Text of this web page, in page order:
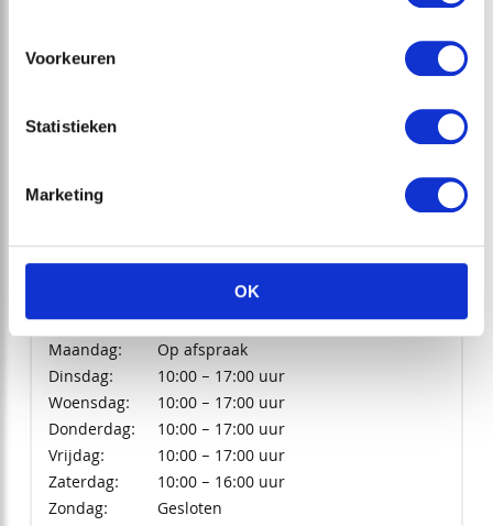
Voorkeuren
Statistieken
Marketing
OK
Operetteweg 8-12
E:info@bogaard-keukens.nl
Openingstijden
Maandag:
Op afspraak
Dinsdag:
10:00 – 17:00 uur
Woensdag:
10:00 – 17:00 uur
Donderdag:
10:00 – 17:00 uur
Vrijdag:
10:00 – 17:00 uur
Zaterdag:
10:00 – 16:00 uur
Zondag:
Gesloten